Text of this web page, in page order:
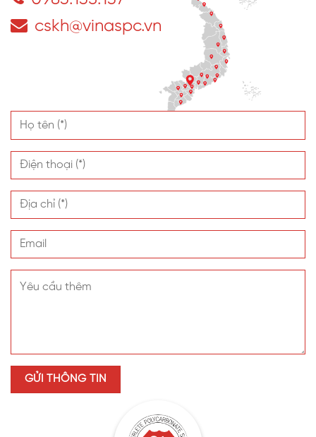
cskh@vinaspc.vn